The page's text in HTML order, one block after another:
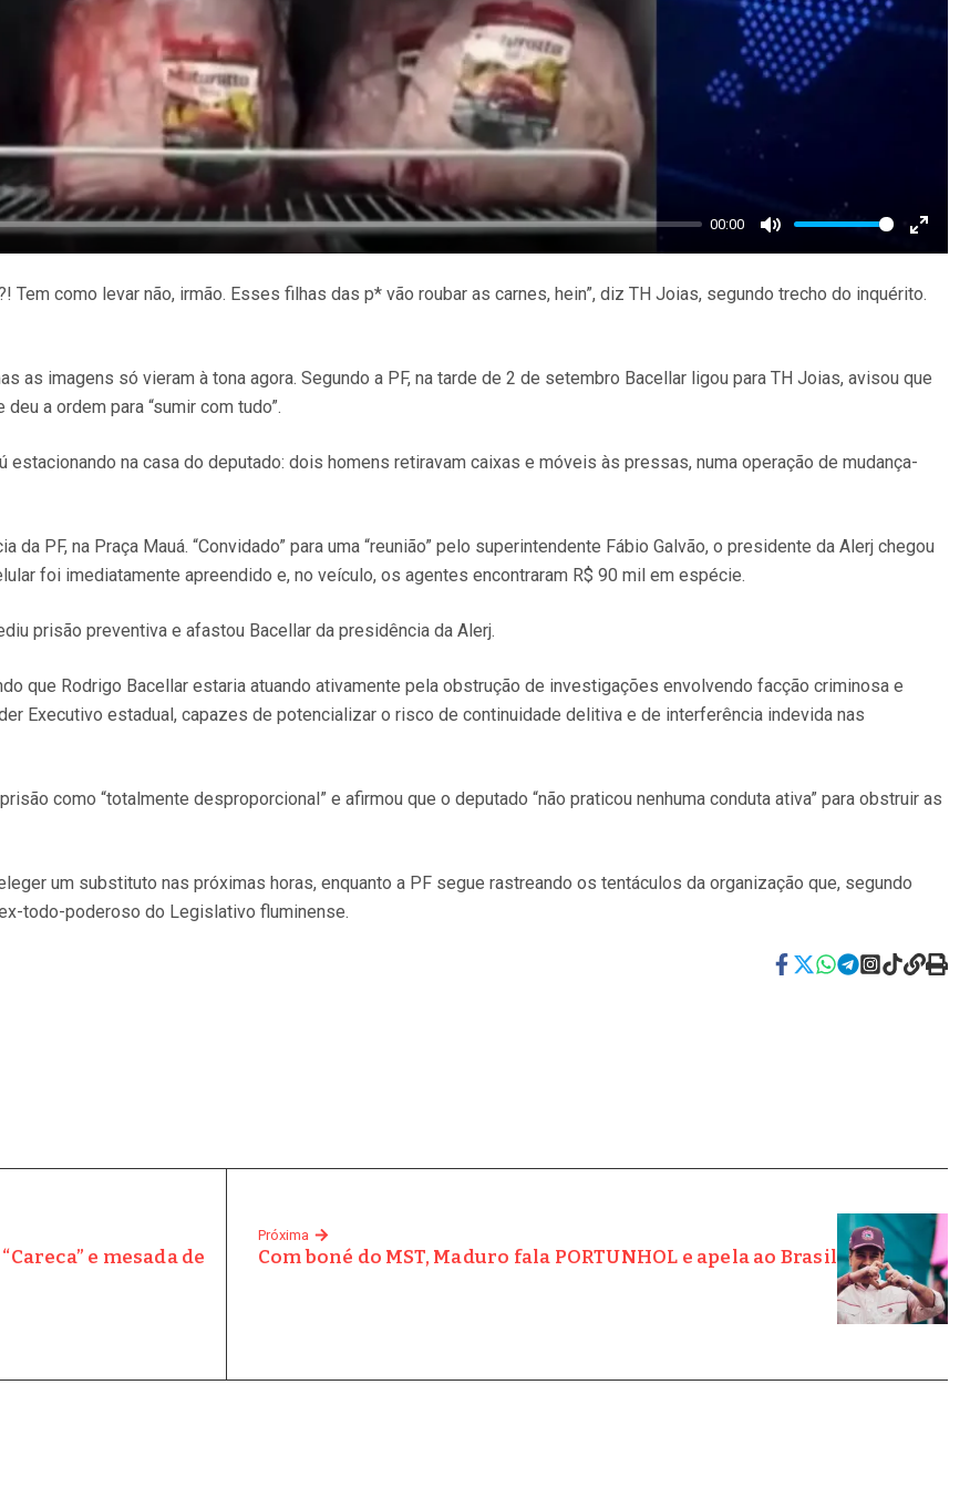
00:00
Mute
Enter
Tem como levar não, irmão. Esses filhas das p* vão roubar as carnes, hein”, diz TH Joias, segundo trecho do inquérito.
as imagens só vieram à tona agora. Segundo a PF, na tarde de 2 de setembro Bacellar ligou para TH Joias, avisou que
a ordem para “sumir com tudo”.
na casa do deputado: dois homens retiravam caixas e móveis às pressas, numa operação de mudança-
PF, na Praça Mauá. “Convidado” para uma “reunião” pelo superintendente Fábio Galvão, o presidente da Alerj chegou
foi imediatamente apreendido e, no veículo, os agentes encontraram R$ 90 mil em espécie.
prisão preventiva e afastou Bacellar da presidência da Alerj.
que Rodrigo Bacellar estaria atuando ativamente pela obstrução de investigações envolvendo facção criminosa e
Executivo estadual, capazes de potencializar o risco de continuidade delitiva e de interferência indevida nas
como “totalmente desproporcional” e afirmou que o deputado “não praticou nenhuma conduta ativa” para obstruir as
um substituto nas próximas horas, enquanto a PF segue rastreando os tentáculos da organização que, segundo
todo-poderoso do Legislativo fluminense.
e mesada de
Próxima
Com boné do MST, Maduro fala PORTUNHOL e apela ao Brasil